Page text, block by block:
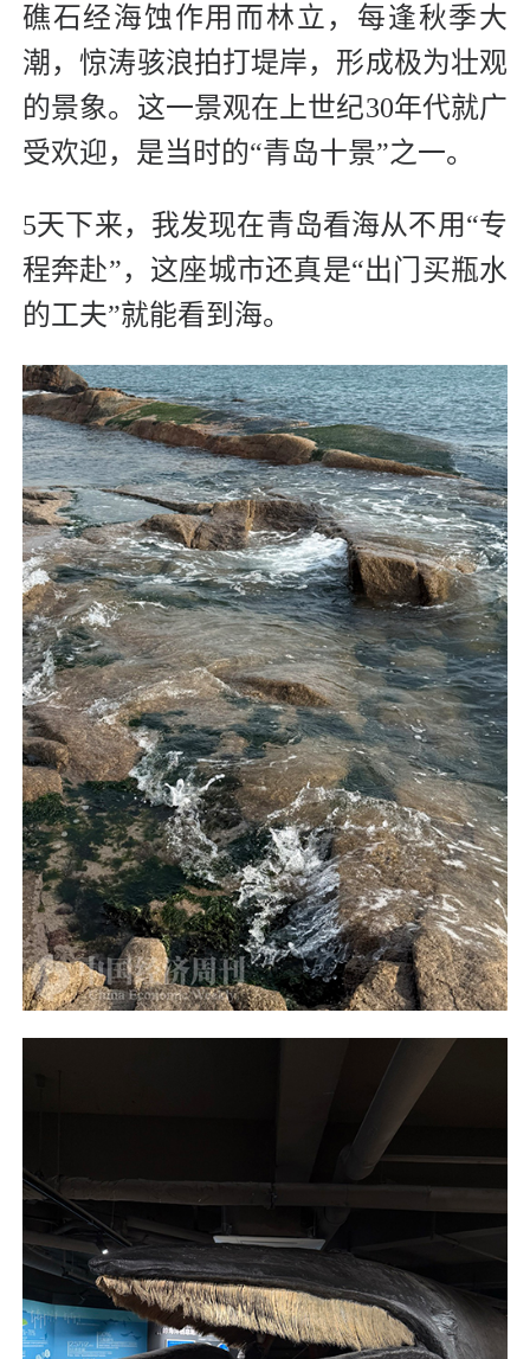
礁石经海蚀作用而林立，每逢秋季大
潮，惊涛骇浪拍打堤岸，形成极为壮观
的景象。这一景观在上世纪30年代就广
受欢迎，是当时的“青岛十景”之一。
5天下来，我发现在青岛看海从不用“专
程奔赴”，这座城市还真是“出门买瓶水
的工夫”就能看到海。